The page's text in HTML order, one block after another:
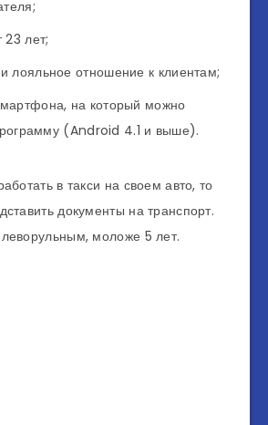
23 лет;
лояльное отношение к клиентам;
на который можно
(Android 4.1 и выше).
в такси на своем авто, то
документы на транспорт.
моложе 5 лет.